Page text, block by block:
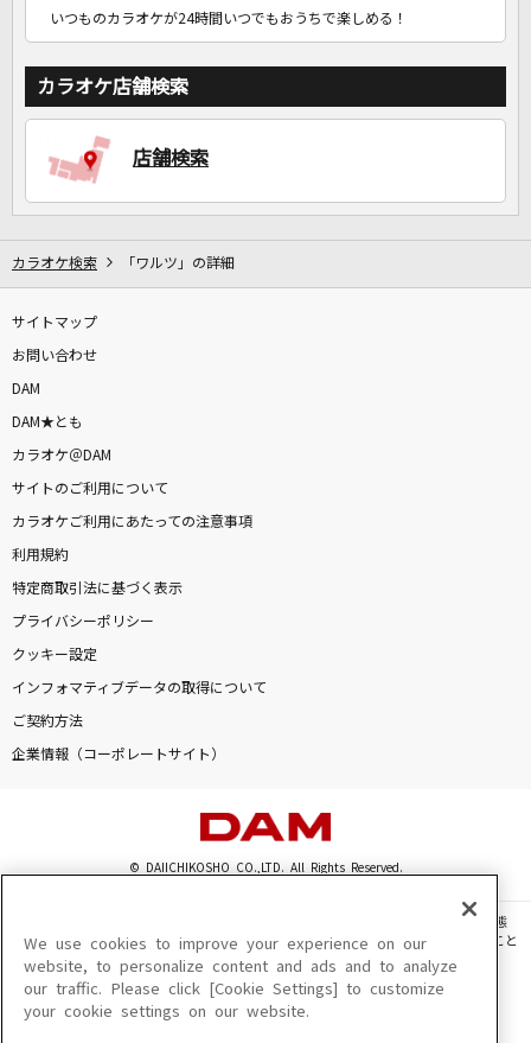
いつものカラオケが24時間いつでもおうちで楽しめる！
カラオケ店舗検索
店舗検索
カラオケ検索 「ワルツ」の詳細
サイトマップ
お問い合わせ
DAM
DAM★とも
カラオケ＠DAM
サイトのご利用について
カラオケご利用にあたっての注意事項
利用規約
特定商取引法に基づく表示
プライバシーポリシー
クッキー設定
インフォマティブデータの取得について
ご契約方法
企業情報（コーポレートサイト）
© DAIICHIKOSHO CO.,LTD. All Rights Reserved.
このサイトに掲載されている一切の文章・画像・写真・動画・音声等を、手段や形態
を問わず、著作権法の定める範囲を超えて無断で複製、転載、ファイル化などすること
を禁じます。
楽曲及びコンテンツは、機種によりご利用いただけない場合があります。
楽曲及びコンテンツの配信日、配信内容が変更になる場合があります。
We use cookies to improve your experience on our
website, to personalize content and ads and to analyze
our traffic. Please click [Cookie Settings] to customize
your cookie settings on our website.